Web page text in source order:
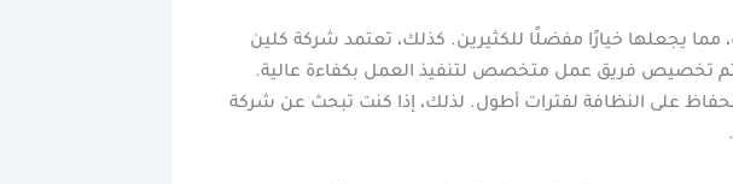
مما يجعلها خيارًا مفضلًا للكثيرين. كذلك، تعتمد شركة كلين
تخصيص فريق عمل متخصص لتنفيذ العمل بكفاءة عالية.
على النظافة لفترات أطول. لذلك، إذا كنت تبحث عن شركة